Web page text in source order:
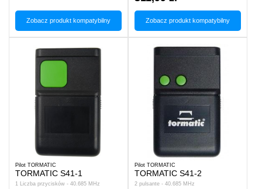
Zobacz produkt kompatybilny Zobacz produkt kompatybilny
Pilot TORMATIC
TORMATIC S41-1
1 Liczba przycisków - 40.685 MHz
Pilot TORMATIC
TORMATIC S41-2
2 pulsante - 40.685 MHz